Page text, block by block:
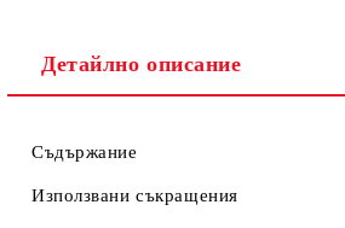
Детайлно описание
Съдържание
Използвани съкращения